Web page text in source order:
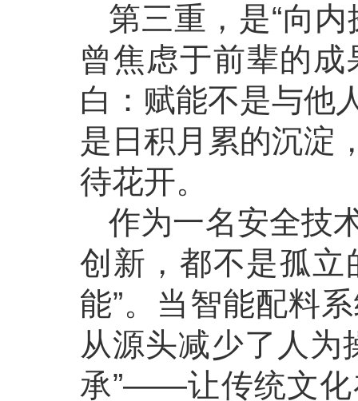
第三重，是“向
曾焦虑于前辈的
白：赋能不是与他
是日积月累的沉淀
待花开。
作为一名安全技
创新，都不是孤立
能”。当智能配料
从源头减少了人为
承”——让传统文化